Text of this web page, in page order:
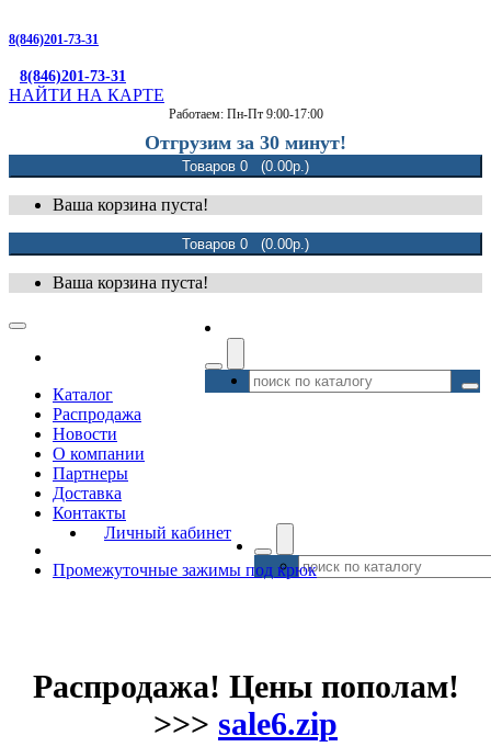
8(846)201-73-31
8(846)201-73-31
НАЙТИ НА КАРТЕ
Работаем: Пн-Пт 9:00-17:00
Отгрузим за 30 минут!
Товаров 0 (0.00р.)
Ваша корзина пуста!
Товаров 0 (0.00р.)
Ваша корзина пуста!
Каталог
Распродажа
Новости
О компании
Партнеры
Доставка
Контакты
Личный кабинет
Промежуточные зажимы под крюк
Распродажа! Цены пополам!
>>> sale6.zip